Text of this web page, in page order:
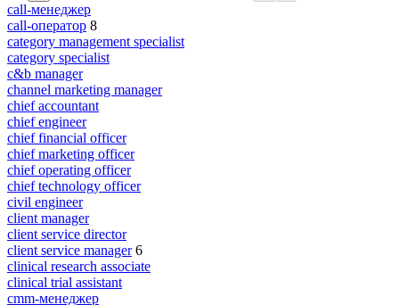
call-менеджер
call-оператор 8
category management specialist
category specialist
c&b manager
channel marketing manager
chief accountant
chief engineer
chief financial officer
chief marketing officer
chief operating officer
chief technology officer
civil engineer
client manager
client service director
client service manager 6
clinical research associate
clinical trial assistant
cmm-менеджер